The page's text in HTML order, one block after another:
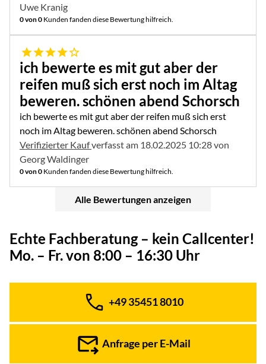
Uwe Kranig
0 von 0 Kunden fanden diese Bewertung hilfreich.
4 von 5
ich bewerte es mit gut aber der
reifen muß sich erst noch im Altag
beweren. schönen abend Schorsch
ich bewerte es mit gut aber der reifen muß sich erst
noch im Altag beweren. schönen abend Schorsch
Verifizierter Kaufverfasst am 18.02.2025 10:28 von
Georg Waldinger
0 von 0 Kunden fanden diese Bewertung hilfreich.
Alle Bewertungen anzeigen
Echte Fachberatung – kein Callcenter!
Mo. – Fr. von 8:00 – 16:30 Uhr
Telefon:
+49 35451 8010
Anfrage per E-Mail